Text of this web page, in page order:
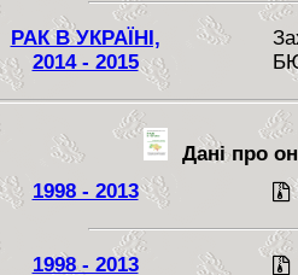
РАК В УКРАЇНІ,
2014 - 2015
Дані про
1998 - 2013
1998 - 2013